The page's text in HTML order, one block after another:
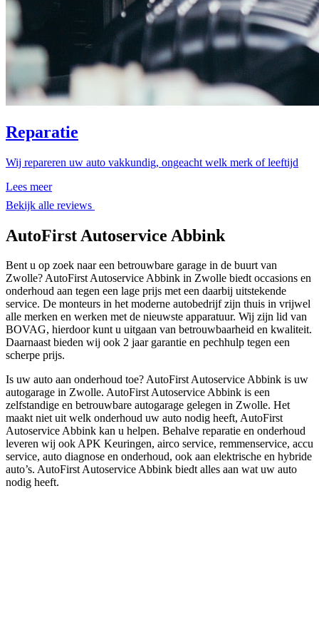
Reparatie
Wij repareren uw auto vakkundig, ongeacht welk merk of leeftijd
Lees meer
Bekijk alle reviews
AutoFirst Autoservice Abbink
Bent u op zoek naar een betrouwbare garage in de buurt van
Zwolle? AutoFirst Autoservice Abbink in Zwolle biedt occasions en
onderhoud aan tegen een lage prijs met een daarbij uitstekende
service. De monteurs in het moderne autobedrijf zijn thuis in vrijwel
alle merken en werken met de nieuwste apparatuur. Wij zijn lid van
BOVAG, hierdoor kunt u uitgaan van betrouwbaarheid en kwaliteit.
Daarnaast bieden wij ook 2 jaar garantie en pechhulp tegen een
scherpe prijs.
Is uw auto aan onderhoud toe? AutoFirst Autoservice Abbink is uw
autogarage in Zwolle. AutoFirst Autoservice Abbink is een
zelfstandige en betrouwbare autogarage gelegen in Zwolle. Het
maakt niet uit welk onderhoud uw auto nodig heeft, AutoFirst
Autoservice Abbink kan u helpen. Behalve reparatie en onderhoud
leveren wij ook APK Keuringen, airco service, remmenservice, accu
service, auto diagnose en onderhoud, ook aan elektrische en hybride
auto’s. AutoFirst Autoservice Abbink biedt alles aan wat uw auto
nodig heeft.